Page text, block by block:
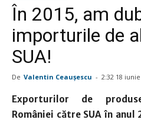
În 2015, am
importurile de
SUA!
De Valentin Ceauşescu - 2:32 18
Exporturilor de
României către SUA în